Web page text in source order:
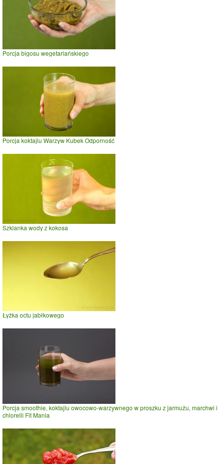
Porcja bigosu wegetariańskiego
Porcja koktajlu Warzyw Kubek Odporność
Szklanka wody z kokosa
Łyżka octu jabłkowego
Porcja smoothie, koktajlu owocowo-warzywnego w proszku z jarmużu, marchwi i
chlorelli Fit Mania